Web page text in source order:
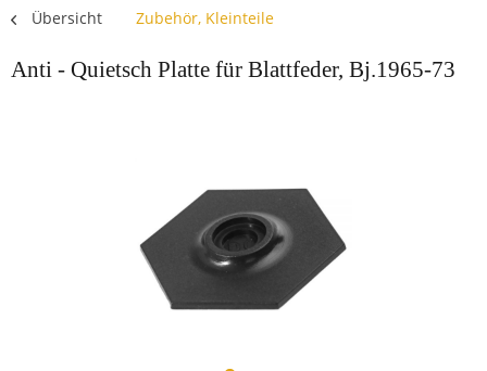
Übersicht Zubehör, Kleinteile
Anti - Quietsch Platte für Blattfeder, Bj.1965-73